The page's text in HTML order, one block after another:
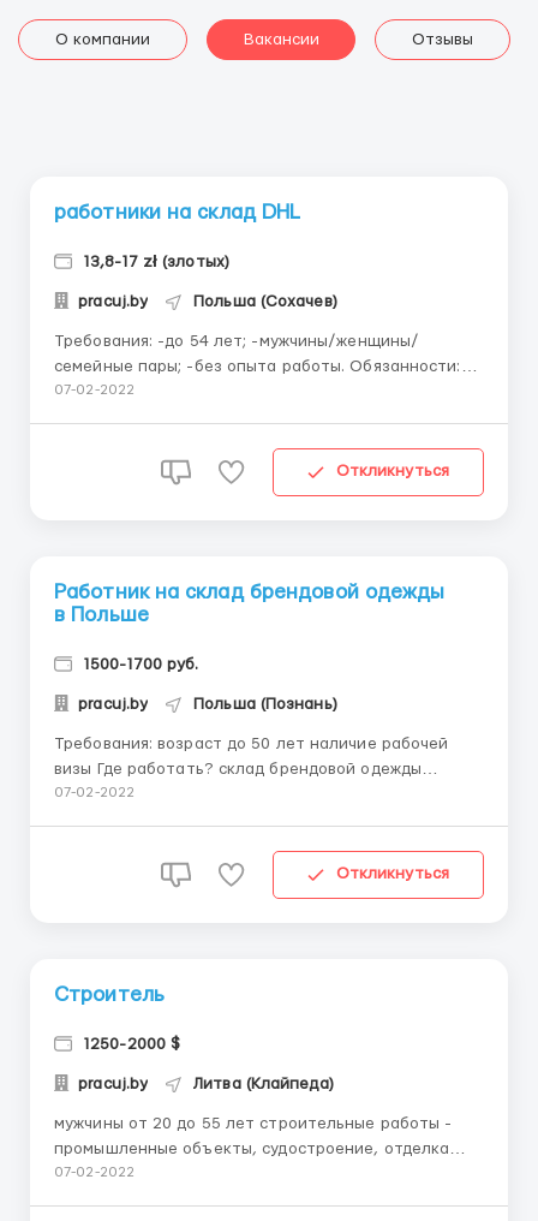
О компании Вакансии Отзывы
работники на склад DHL
13,8-17 zł (злотых)
pracuj.by Польша (Сохачев)
Требования: -до 54 лет; -мужчины/женщины/
семейные пары; -без опыта работы. Обязанности:
Сбор товаров в соответствии с накладной;
предприятии есть русскоговорящий бригадир,
который объясняет задачу и ...
07-02-2022
Откликнуться
Работник на склад брендовой одежды
в Польше
1500-1700 руб.
pracuj.by Польша (Познань)
Требования: возраст до 50 лет наличие рабочей
визы Где работать? склад брендовой одежды
Условия работы: рабочая одежда; медицинское
07-02-2022
Откликнуться
Строитель
1250-2000 $
pracuj.by Литва (Клайпеда)
мужчины от 20 до 55 лет строительные работы -
промышленные объекты, судостроение, отделка
новостроя рабочая одежда мед. страхование
07-02-2022